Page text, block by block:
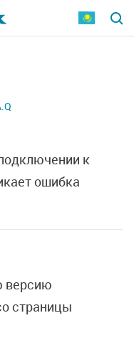
к
ошибка
версию
страницы